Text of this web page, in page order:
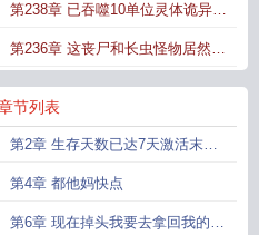
第238章 已吞噬10单位灵体诡异材
料
第236章 这丧尸和长虫怪物居然是
一伙的
节列表
第2章 生存天数已达7天激活末世
生存系统
第4章 都他妈快点
第6章 现在掉头我要去拿回我的一